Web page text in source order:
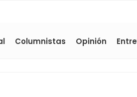
Columnistas Opinión